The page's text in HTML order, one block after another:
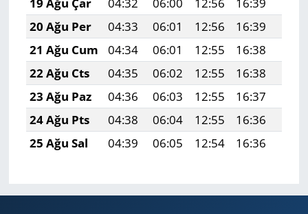
19 Ağu Çar
04:32 06:00 12:56 16:39
20 Ağu Per
04:33 06:01 12:56 16:39
21 Ağu Cum
04:34 06:01 12:55 16:38
22 Ağu Cts
04:35 06:02 12:55 16:38
23 Ağu Paz
04:36 06:03 12:55 16:37
24 Ağu Pts
04:38 06:04 12:55 16:36
25 Ağu Sal
04:39 06:05 12:54 16:36